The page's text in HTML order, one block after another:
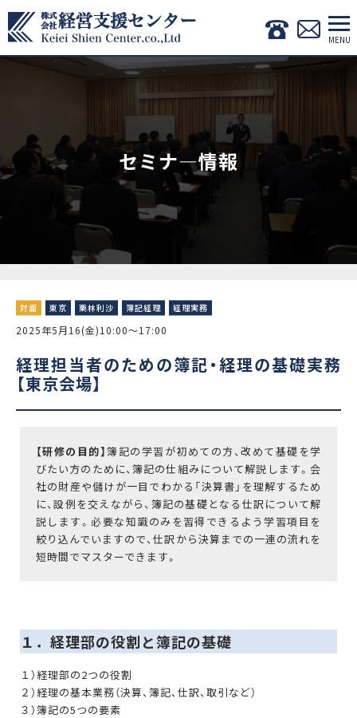
セミナ―情報
対面 東京 栗林利沙 簿記経理 経理実務
2025年5月16(金)10:00～17:00
経理担当者のための簿記・経理の基礎実務
【東京会場】
【研修の目的】簿記の学習が初めての方、改めて基礎を学
びたい方のために、簿記の仕組みについて解説します。会
社の財産や儲けが一目でわかる「決算書」を理解するため
に、設例を交えながら、簿記の基礎となる仕訳について解
説します。必要な知識のみを習得できるよう学習項目を
絞り込んでいますので、仕訳から決算までの一連の流れを
短時間でマスターできます。
１．経理部の役割と簿記の基礎
１）経理部の2つの役割
２）経理の基本業務（決算、簿記、仕訳、取引など）
３）簿記の5つの要素